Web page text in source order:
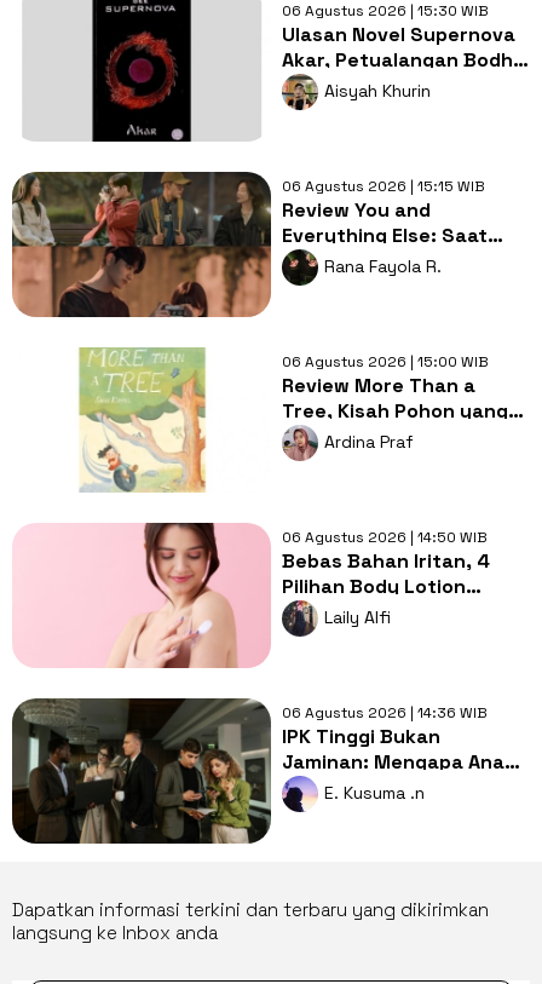
06 Agustus 2026 | 15:30 WIB
Ulasan Novel Supernova
Akar, Petualangan Bodhi
Mencari Jati Diri
Aisyah Khurin
06 Agustus 2026 | 15:15 WIB
Review You and
Everything Else: Saat
Persahabatan Jadi
Sumber Luka Dalam
Rana Fayola R.
06 Agustus 2026 | 15:00 WIB
Review More Than a
Tree, Kisah Pohon yang
Mengajarkan Arti
Kehilangan
Ardina Praf
06 Agustus 2026 | 14:50 WIB
Bebas Bahan Iritan, 4
Pilihan Body Lotion
Fragrance-Free untuk
Kulit Eksim
Laily Alfi
06 Agustus 2026 | 14:36 WIB
IPK Tinggi Bukan
Jaminan: Mengapa Anak
Pintar Sering Tertinggal
dari yang Biasa Saja?
E. Kusuma .n
Dapatkan informasi terkini dan terbaru yang dikirimkan
langsung ke Inbox anda